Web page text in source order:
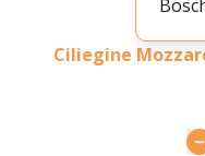
Ciliegine